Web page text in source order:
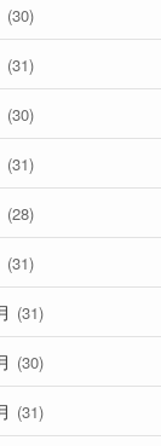
(30)
(31)
(30)
(31)
(28)
(31)
(31)
(30)
(31)